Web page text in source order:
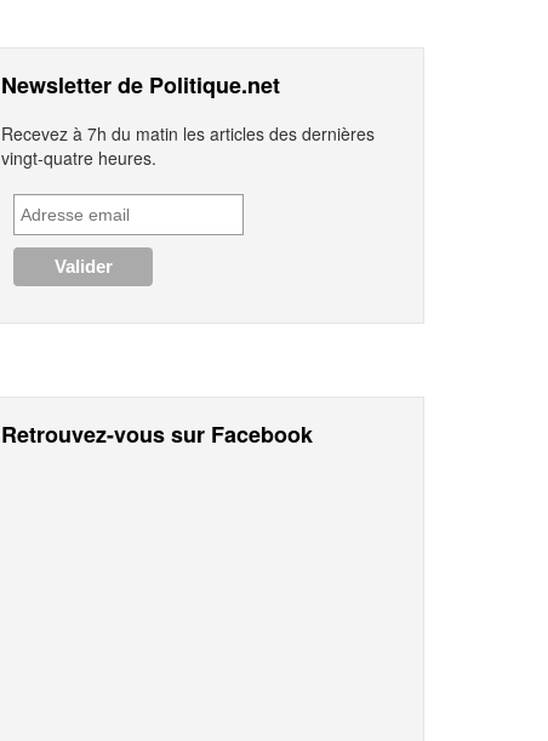
Newsletter de Politique.net
Recevez à 7h du matin les articles des dernières
vingt-quatre heures.
Retrouvez-vous sur Facebook